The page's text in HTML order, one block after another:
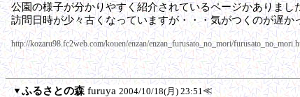
公園の様子が分かりやすく紹介されているページかありまし
訪問日時が少々古くなっていますが・・・気がつくのが遅か
http://kozaru98.fc2web.com/kouen/enzan/enzan_furusato_no_mori/
▼ ふるさとの森 furuya 2004/10/18(月) 23:51≪